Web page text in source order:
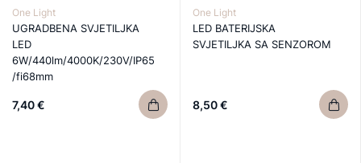
One Light
UGRADBENA SVJETILJKA
LED
6W/440lm/4000K/230V/IP65
/fi68mm
7,40 €
One Light
LED BATERIJSKA
SVJETILJKA SA SENZOROM
8,50 €